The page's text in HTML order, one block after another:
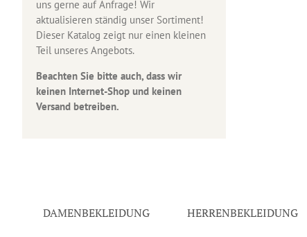
uns gerne auf Anfrage! Wir
aktualisieren ständig unser Sortiment!
Dieser Katalog zeigt nur einen kleinen
Teil unseres Angebots.
Beachten Sie bitte auch, dass wir
keinen Internet-Shop und keinen
Versand betreiben.
DAMENBEKLEIDUNG HERRENBEKLEIDUNG